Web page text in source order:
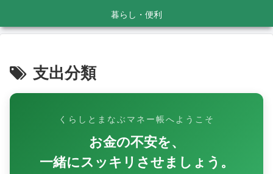
暮らし・便利
支出分類
くらしとまなぶマネー帳へようこそ
お金の不安を、
一緒にスッキリさせましょう。